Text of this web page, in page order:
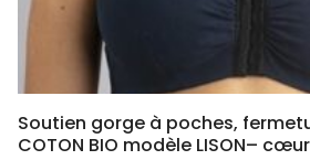
page
Soutien gorge à poches,
COTON BIO modèle LISON–